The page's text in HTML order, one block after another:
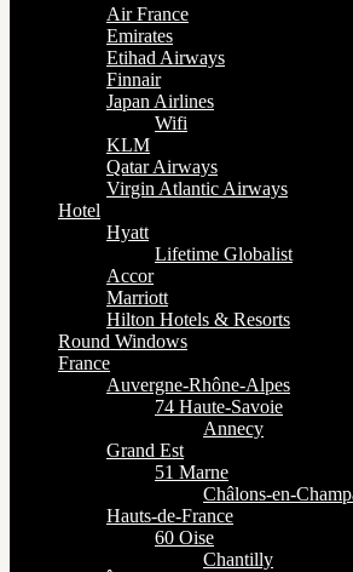
Air France
Emirates
Etihad Airways
Finnair
Japan Airlines
Wifi
KLM
Qatar Airways
Virgin Atlantic Airways
Hotel
Hyatt
Lifetime Globalist
Accor
Marriott
Hilton Hotels & Resorts
Round Windows
France
Auvergne-Rhône-Alpes
74 Haute-Savoie
Annecy
Grand Est
51 Marne
Châlons-en-
Hauts-de-France
60 Oise
Chantilly